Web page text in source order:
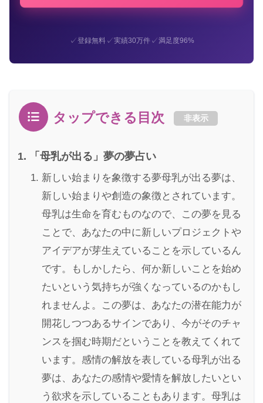
✓登録無料✓実績30万件✓満足度96%
タップできる目次 非表示
「母乳が出る」夢の夢占い
新しい始まりを象徴する夢母乳が出る夢は、
新しい始まりや創造の象徴とされています。
母乳は生命を育むものなので、この夢を見る
ことで、あなたの中に新しいプロジェクトや
アイデアが芽生えていることを示しているん
です。もしかしたら、何か新しいことを始め
たいという気持ちが強くなっているのかもし
れませんよ。この夢は、あなたの潜在能力が
開花しつつあるサインであり、今がそのチャ
ンスを掴む時期だということを教えてくれて
います。感情の解放を表している母乳が出る
夢は、あなたの感情や愛情を解放したいとい
う欲求を示していることもあります。母乳は